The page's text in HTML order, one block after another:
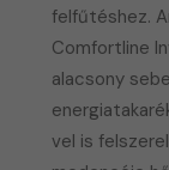
felfűtéshez.
Comfortline
alacsony
vel is